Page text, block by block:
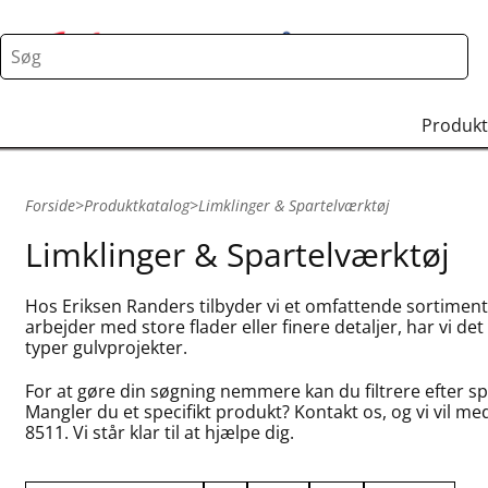
Forside>Produktkatalog>Limklinger & Spartelværktøj
Limklinger & Spartelværktøj
Hos Eriksen Randers tilbyder vi et omfattende
arbejder med store flader eller finere detaljer, har vi
typer gulvprojekter.
For at gøre din søgning nemmere kan du filtrere efter
Mangler du et specifikt produkt? Kontakt os, og vi vil
8511. Vi står klar til at hjælpe dig.